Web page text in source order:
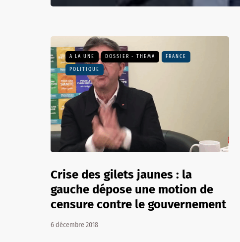
A LA UNE DOSSIER - THEMA FRANCE
POLITIQUE
Crise des gilets jaunes : la
gauche dépose une motion de
censure contre le gouvernement
6 décembre 2018